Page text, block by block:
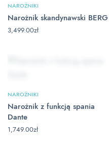
NAROŻNIKI
Narożnik skandynawski BERG
3,499.00zł
NAROŻNIKI
Narożnik z funkcją spania
Dante
1,749.00zł